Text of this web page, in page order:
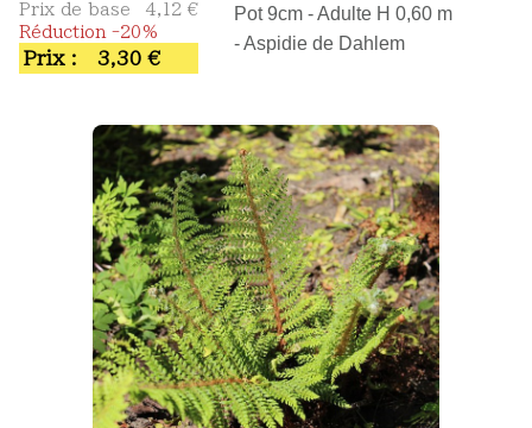
Prix de base
4,12 €
Réduction -20%
Prix : 3,30 €
Pot 9cm - Adulte H 0,60 m
- Aspidie de Dahlem